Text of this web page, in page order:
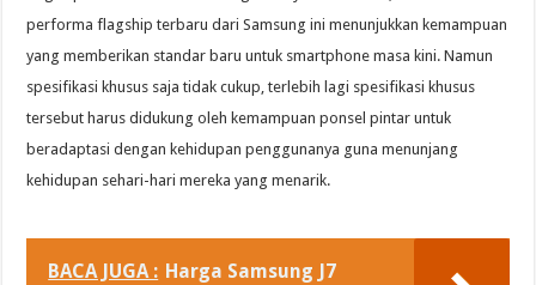
performa flagship terbaru dari Samsung ini menunjukkan kemampuan
yang memberikan standar baru untuk smartphone masa kini. Namun
spesifikasi khusus saja tidak cukup, terlebih lagi spesifikasi khusus
tersebut harus didukung oleh kemampuan ponsel pintar untuk
beradaptasi dengan kehidupan penggunanya guna menunjang
kehidupan sehari-hari mereka yang menarik.
BACA JUGA : Harga Samsung J7